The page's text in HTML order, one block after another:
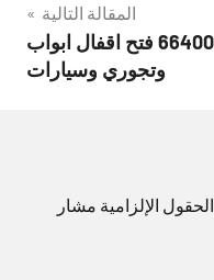
المقالة التالية
نجار فتح أقفال السرة 66400322 فتح اقفال ابواب
وتجوري وسيارات
الحقول الإلزامية مشار